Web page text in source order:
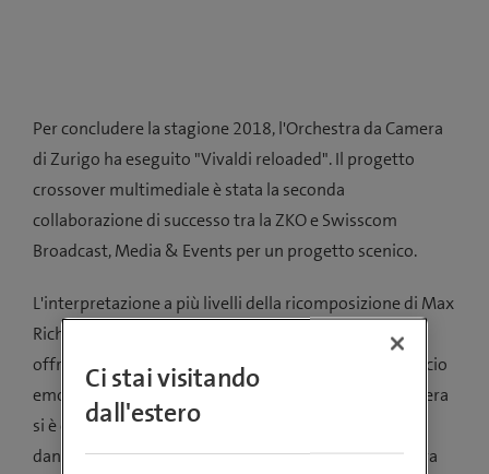
Per concludere la stagione 2018, l'Orchestra da Camera
di Zurigo ha eseguito "Vivaldi reloaded". Il progetto
crossover multimediale è stata la seconda
collaborazione di successo tra la ZKO e Swisscom
Broadcast, Media & Events per un progetto scenico.
L'interpretazione a più livelli della ricomposizione di Max
Richter delle Quattro Stagioni di Vivaldi intendeva
offrire a un pubblico più giovane e curioso un approccio
emozionante alla musica classica. L'orchestra da camera
si è esibita sul palco accompagnata da coreografie di
danza. La performance dell'orchestra e dei ballerini era
Ci stai visitando
dall'estero